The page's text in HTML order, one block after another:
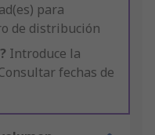
para
de distribución
Introduce la
fechas de